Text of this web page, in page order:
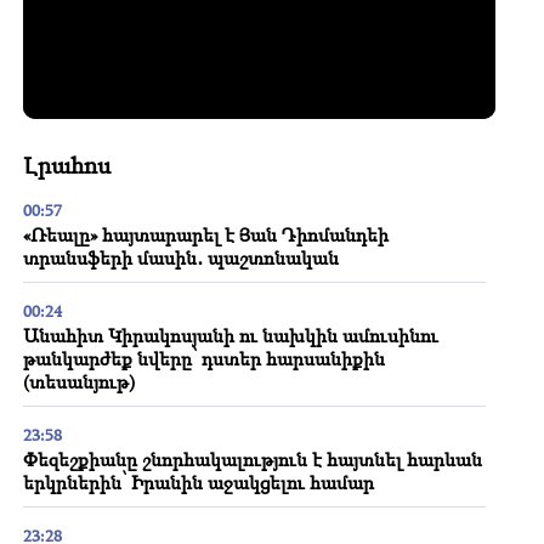
Լրահոս
00:57
«Ռեալը» հայտարարել է Յան Դիոմանդեի
տրանսֆերի մասին․ պաշտոնական
00:24
Անահիտ Կիրակոսյանի ու նախկին ամուսինու
թանկարժեք նվերը՝ դստեր հարսանիքին
(տեսանյութ)
23:58
Փեզեշքիանը շնորհակալություն է հայտնել հարևան
երկրներին՝ Իրանին աջակցելու համար
23:28